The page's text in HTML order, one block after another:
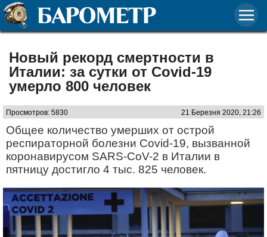
Новый рекорд смертности в
Италии: за сутки от Сovid-19
умерло 800 человек
Просмотров: 5830 21 Березня 2020, 21:26
Общее количество умерших от острой
респираторной болезни Сovid-19, вызванной
коронавирусом SARS-CoV-2 в Италии в
пятницу достигло 4 тыс. 825 человек.